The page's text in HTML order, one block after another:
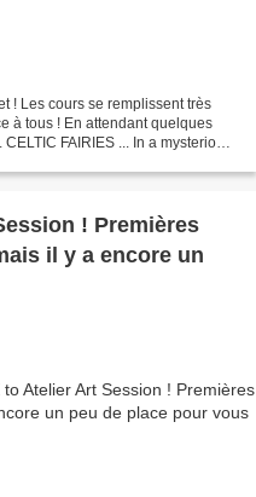
! Les cours se remplissent très
à tous ! En attendant quelques
FAIRIES ... In a mysterious
! Premières
il y a encore un